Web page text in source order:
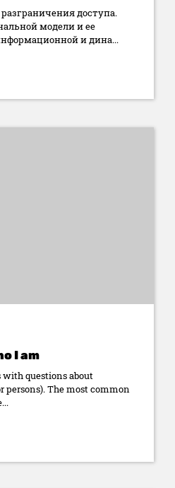
доступа.
модели и ее
и дина...
I am
questions about
persons). The most common